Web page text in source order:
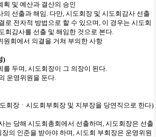
획 및 예산과 결산의 승인
의 선출과 해임 . 다만, 시도회장 및 시도회감사 선출
로 전자적 방법으로 할 수 있으며, 이 경우는 시도회
회감사를 선출 및 해임한 것으로 본다.
원회에서 의결을 거쳐 부의한 사항
)
를 두며, 시도회장이 그 의장이 된다.
운영위원을 둔다.
회장 ㆍ 시도회부회장 및 지부장을 당연직으로 한다)
는 당해 시도회총회에서 선출하며, 시도회장은 선출
의 인준을 받아야 하며, 시도회 부회장은 운영위원